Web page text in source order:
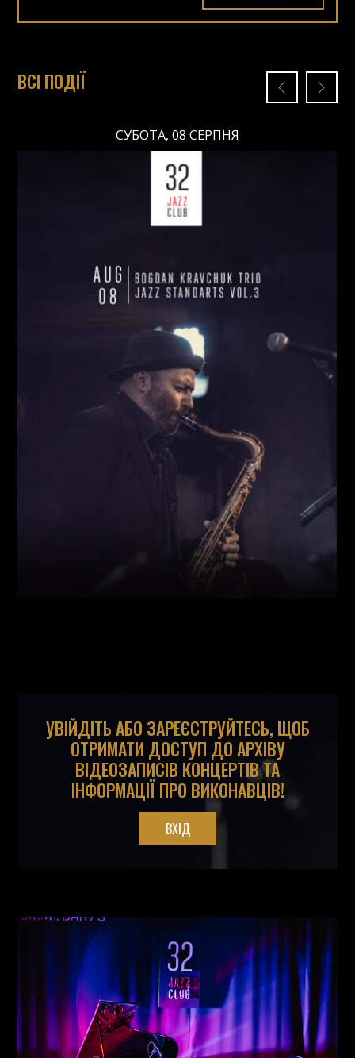
ВСІ ПОДІЇ
СУБОТА, 08 СЕРПНЯ
Ціна:
Богдан Кравчук (Саксофон
,) Олександр Ємець
УВІЙДІТЬ АБО ЗАРЕЄСТРУЙТЕСЬ, ЩОБ
ОТРИМАТИ ДОСТУП ДО АРХІВУ
ВІДЕОЗАПИСІВ КОНЦЕРТІВ ТА
ІНФОРМАЦІЇ ПРО ВИКОНАВЦІВ!
ВХІД